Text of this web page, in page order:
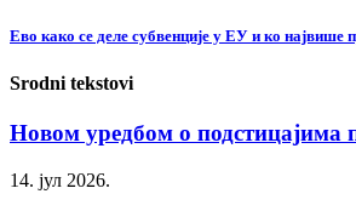
Ево како се деле субвенције у ЕУ и ко највише
Srodni tekstovi
Новом уредбом о подстицајима
14. јул 2026.